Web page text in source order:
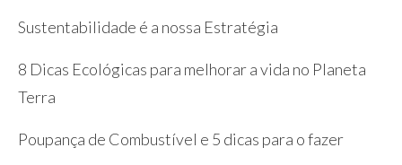
Sustentabilidade é a nossa Estratégia
8 Dicas Ecológicas para melhorar a vida no Planeta
Terra
Poupança de Combustível e 5 dicas para o fazer